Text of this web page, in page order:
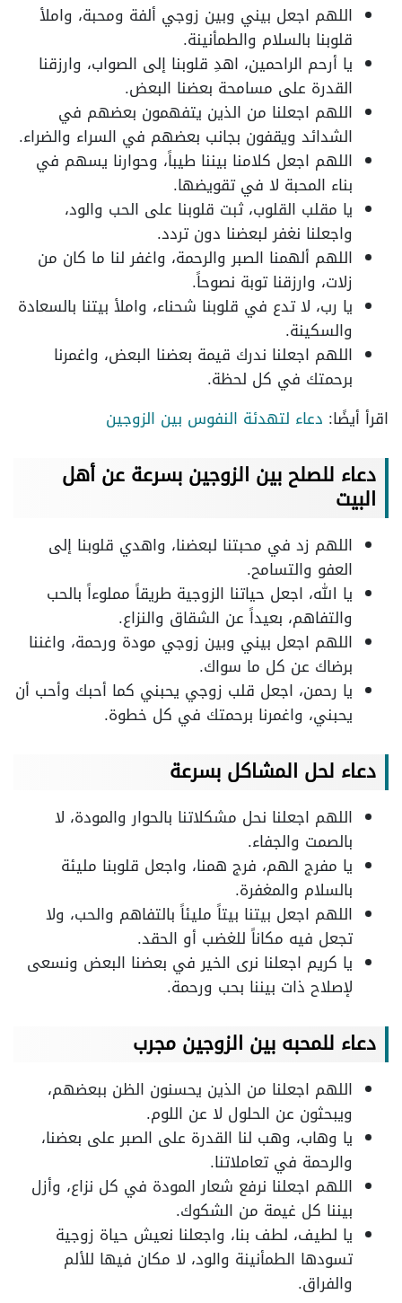
اللهم اجعل بيني وبين زوجي ألفة ومحبة، واملأ
قلوبنا بالسلام والطمأنينة.
يا أرحم الراحمين، اهدِ قلوبنا إلى الصواب، وارزقنا
القدرة على مسامحة بعضنا البعض.
اللهم اجعلنا من الذين يتفهمون بعضهم في
الشدائد ويقفون بجانب بعضهم في السراء والضراء.
اللهم اجعل كلامنا بيننا طيباً، وحوارنا يسهم في
بناء المحبة لا في تقويضها.
يا مقلب القلوب، ثبت قلوبنا على الحب والود،
واجعلنا نغفر لبعضنا دون تردد.
اللهم ألهمنا الصبر والرحمة، واغفر لنا ما كان من
زلات، وارزقنا توبة نصوحاً.
يا رب، لا تدع في قلوبنا شحناء، واملأ بيتنا بالسعادة
والسكينة.
اللهم اجعلنا ندرك قيمة بعضنا البعض، واغمرنا
برحمتك في كل لحظة.
اقرأ أيضًا: دعاء لتهدئة النفوس بين الزوجين
دعاء للصلح بين الزوجين بسرعة عن أهل
البيت
اللهم زد في محبتنا لبعضنا، واهدي قلوبنا إلى
العفو والتسامح.
يا الله، اجعل حياتنا الزوجية طريقاً مملوءاً بالحب
والتفاهم، بعيداً عن الشقاق والنزاع.
اللهم اجعل بيني وبين زوجي مودة ورحمة، واغننا
برضاك عن كل ما سواك.
يا رحمن، اجعل قلب زوجي يحبني كما أحبك وأحب أن
يحبني، واغمرنا برحمتك في كل خطوة.
دعاء لحل المشاكل بسرعة
اللهم اجعلنا نحل مشكلاتنا بالحوار والمودة، لا
بالصمت والجفاء.
يا مفرج الهم، فرج همنا، واجعل قلوبنا مليئة
بالسلام والمغفرة.
اللهم اجعل بيتنا بيتاً مليئاً بالتفاهم والحب، ولا
تجعل فيه مكاناً للغضب أو الحقد.
يا كريم اجعلنا نرى الخير في بعضنا البعض ونسعى
لإصلاح ذات بيننا بحب ورحمة.
دعاء للمحبه بين الزوجين مجرب
اللهم اجعلنا من الذين يحسنون الظن ببعضهم،
ويبحثون عن الحلول لا عن اللوم.
يا وهاب، وهب لنا القدرة على الصبر على بعضنا،
والرحمة في تعاملاتنا.
اللهم اجعلنا نرفع شعار المودة في كل نزاع، وأزل
بيننا كل غيمة من الشكوك.
يا لطيف، لطف بنا، واجعلنا نعيش حياة زوجية
تسودها الطمأنينة والود، لا مكان فيها للألم
والفراق.